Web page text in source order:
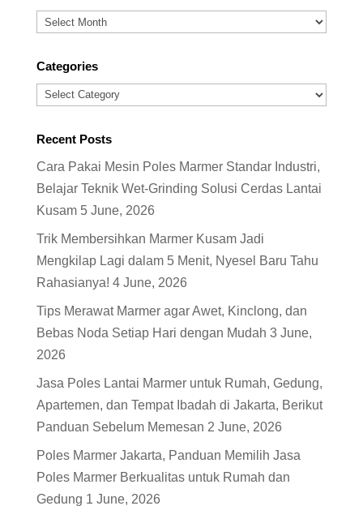
Archives
Categories
Categories
Recent Posts
Cara Pakai Mesin Poles Marmer Standar Industri,
Belajar Teknik Wet-Grinding Solusi Cerdas Lantai
Kusam 5 June, 2026
Trik Membersihkan Marmer Kusam Jadi
Mengkilap Lagi dalam 5 Menit, Nyesel Baru Tahu
Rahasianya! 4 June, 2026
Tips Merawat Marmer agar Awet, Kinclong, dan
Bebas Noda Setiap Hari dengan Mudah 3 June,
2026
Jasa Poles Lantai Marmer untuk Rumah, Gedung,
Apartemen, dan Tempat Ibadah di Jakarta, Berikut
Panduan Sebelum Memesan 2 June, 2026
Poles Marmer Jakarta, Panduan Memilih Jasa
Poles Marmer Berkualitas untuk Rumah dan
Gedung 1 June, 2026